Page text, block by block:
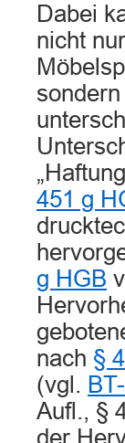
Dabei
nicht
451 g
g HGB
nach §
(vgl.
Aufl., §
der